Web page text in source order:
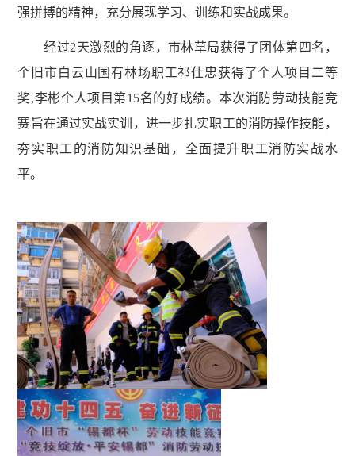
强拼搏的精神，充分展现学习、训练和实战成果。
经过2天激烈的角逐，市林草局获得了团体第四名，
个旧市白云山国有林场职工祁仕忠获得了个人项目二等
奖,李彬个人项目第15名的好成绩。本次消防劳动技能竞
赛旨在通过实战实训，进一步扎实职工的消防操作技能，
夯实职工的消防知识基础，全面提升职工消防实战水
平。